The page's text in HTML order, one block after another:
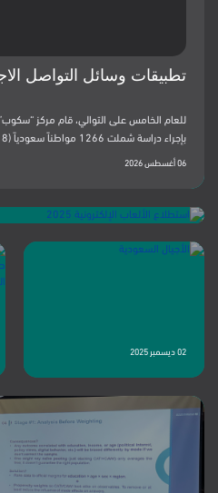
تطبيقات وسائل التواصل
للعام الخامس على التوالي، قام مركز
وتفضيلاتهم لتطبيقات وسائل التواصل
معاكسًا خلال العامين الأخيرين، تمثل في
منصات مثل واتساب وسناب شات على
النسبي. وتشير هذه النتائج إلى أن
06 أغسطس 2026
02 ديسمبر 2025